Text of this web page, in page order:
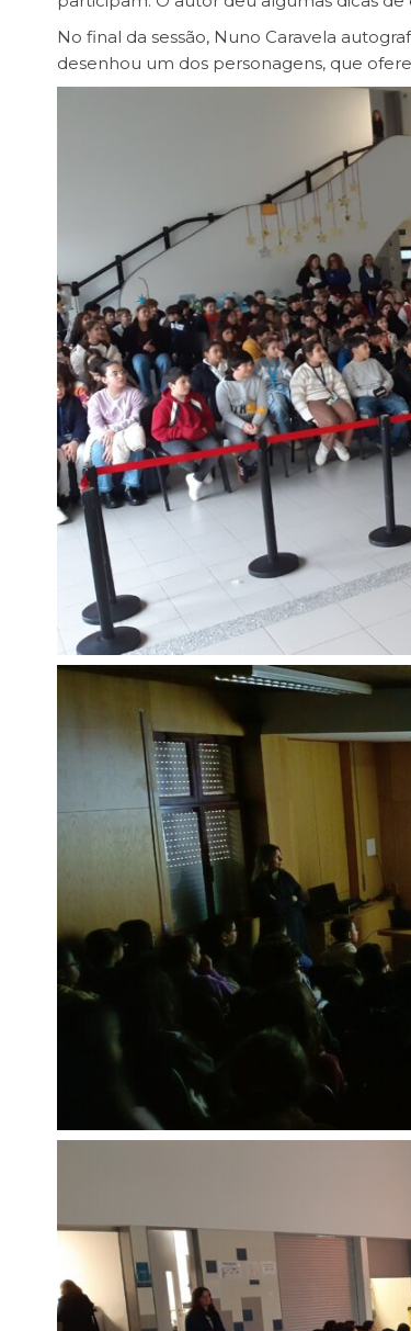
No final da sessão, Nuno Caravela
desenhou um dos personagens, que